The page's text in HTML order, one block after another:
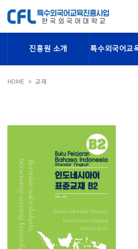
진흥원 소개 특수외국어교
HOME 교재